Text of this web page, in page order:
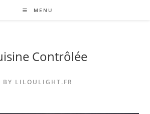
MENU
Contrôlée
BY LILOULIGHT.FR